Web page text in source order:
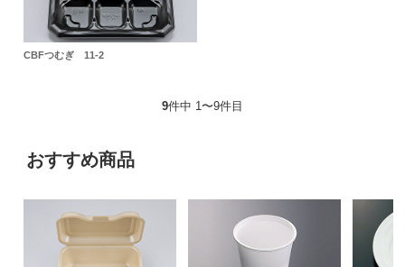
CBFつむぎ 11-2
9件中 1〜9件目
おすすめ商品